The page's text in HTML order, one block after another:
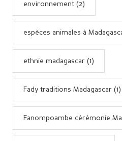
environnement (2)
espèces animales à
ethnie madagascar (1)
Fady traditions Madagascar (1)
Fanompoambe cérémonie